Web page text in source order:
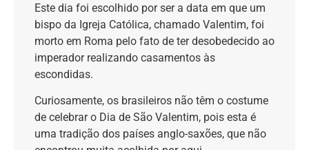
Este dia foi escolhido por ser a data em que um
bispo da Igreja Católica, chamado Valentim, foi
morto em Roma pelo fato de ter desobedecido ao
imperador realizando casamentos às
escondidas.
Curiosamente, os brasileiros não têm o costume
de celebrar o Dia de São Valentim, pois esta é
uma tradição dos países anglo-saxões, que não